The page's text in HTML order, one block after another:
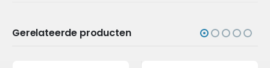
Gerelateerde producten